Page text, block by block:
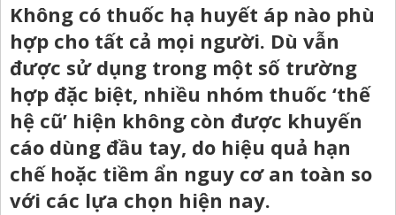
Không có thuốc hạ huyết áp nào phù
hợp cho tất cả mọi người. Dù vẫn
được sử dụng trong một số trường
hợp đặc biệt, nhiều nhóm thuốc ‘thế
hệ cũ’ hiện không còn được khuyến
cáo dùng đầu tay, do hiệu quả hạn
chế hoặc tiềm ẩn nguy cơ an toàn so
với các lựa chọn hiện nay.